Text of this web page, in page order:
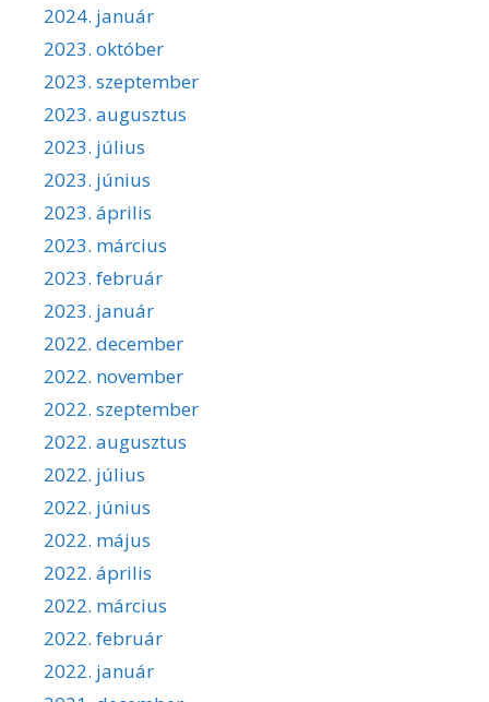
2024. január
2023. október
2023. szeptember
2023. augusztus
2023. július
2023. június
2023. április
2023. március
2023. február
2023. január
2022. december
2022. november
2022. szeptember
2022. augusztus
2022. július
2022. június
2022. május
2022. április
2022. március
2022. február
2022. január